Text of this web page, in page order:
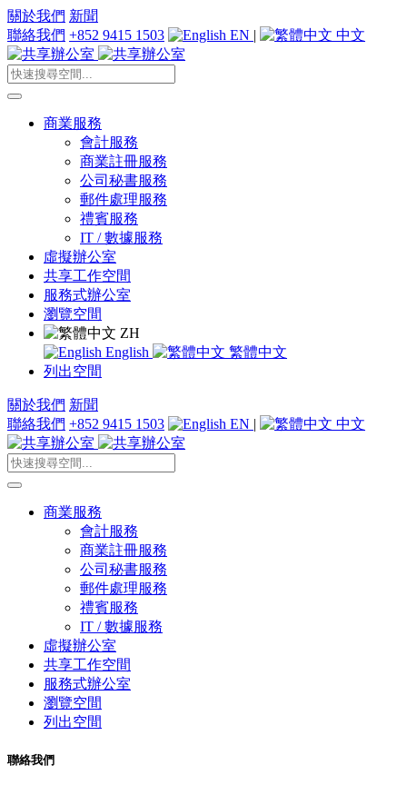
關於我們 新聞
聯絡我們 +852 9415 1503 EN | 中文
商業服務
會計服務
商業註冊服務
公司秘書服務
郵件處理服務
禮賓服務
IT / 數據服務
虛擬辦公室
共享工作空間
服務式辦公室
瀏覽空間
ZH
English
繁體中文
列出空間
關於我們 新聞
聯絡我們 +852 9415 1503 EN | 中文
商業服務
會計服務
商業註冊服務
公司秘書服務
郵件處理服務
禮賓服務
IT / 數據服務
虛擬辦公室
共享工作空間
服務式辦公室
瀏覽空間
列出空間
聯絡我們